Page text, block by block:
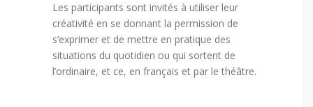
Les participants sont invités à utiliser leur
créativité en se donnant la permission de
s’exprimer et de mettre en pratique des
situations du quotidien ou qui sortent de
l’ordinaire, et ce, en français et par le théâtre.